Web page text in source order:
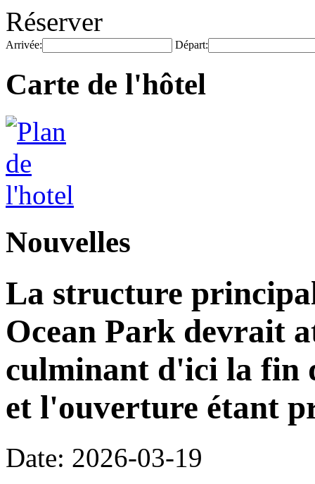
Réserver
Arrivée: Départ:
Carte de l'hôtel
Nouvelles
La structure
Ocean Park devrait
culminant d'ici la fin
et l'ouverture étant
Date: 2026-03-19